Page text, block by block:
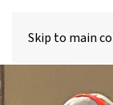
Skip to main